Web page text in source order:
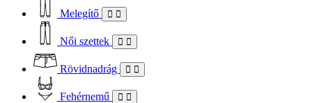
Melegítő
Női szettek
Rövidnadrág
Fehérnemű